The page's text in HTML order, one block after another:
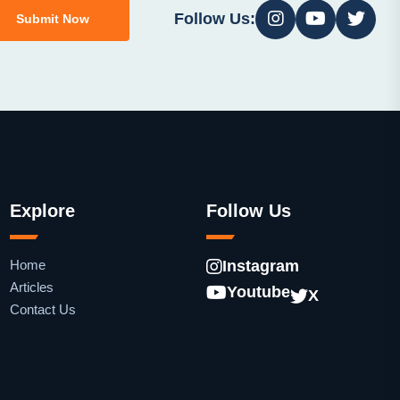
Submit Now Follow Us:
Explore
Home
Articles
Contact Us
Follow Us
Instagram
Youtube
X